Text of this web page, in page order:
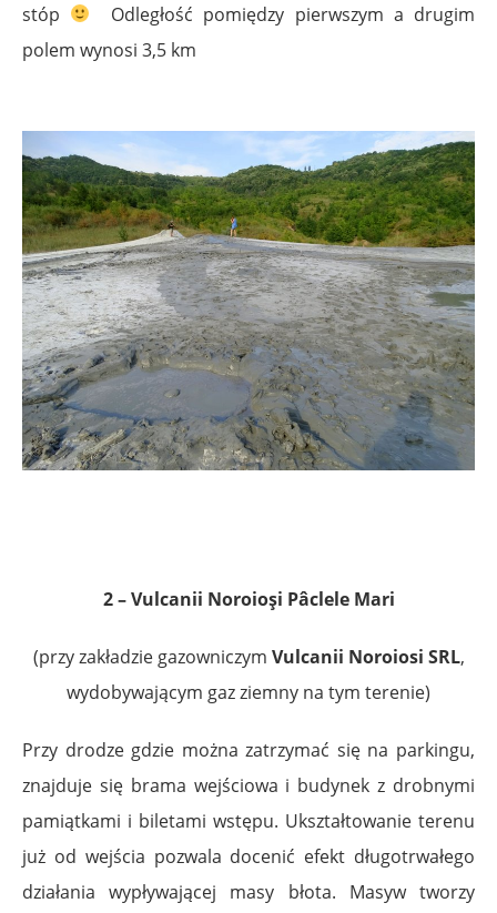
stóp
Odległość pomiędzy pierwszym a drugim
polem wynosi 3,5 km
2 – Vulcanii Noroioşi Pâclele Mari
(przy zakładzie gazowniczym Vulcanii Noroiosi SRL,
wydobywającym gaz ziemny na tym terenie)
Przy drodze gdzie można zatrzymać się na parkingu,
znajduje się brama wejściowa i budynek z drobnymi
pamiątkami i biletami wstępu. Ukształtowanie terenu
już od wejścia pozwala docenić efekt długotrwałego
działania wypływającej masy błota. Masyw tworzy